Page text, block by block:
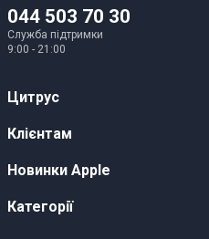
044 503 70 30
Служба підтримки
9:00 - 21:00
Цитрус
Кар’єра
Оптовим клієнтам
Клієнтам
Публічні оферти
Новинки Apple
iPhone 17
Категорії